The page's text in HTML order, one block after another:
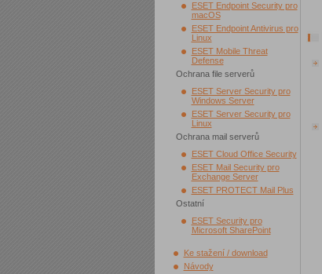
ESET Endpoint Security pro
macOS
ESET Endpoint Antivirus pro
Linux
ESET Mobile Threat
Defense
Ochrana file serverů
ESET Server Security pro
Windows Server
ESET Server Security pro
Linux
Ochrana mail serverů
ESET Cloud Office Security
ESET Mail Security pro
Exchange Server
ESET PROTECT Mail Plus
Ostatní
ESET Security pro
Microsoft SharePoint
Ke stažení / download
Návody